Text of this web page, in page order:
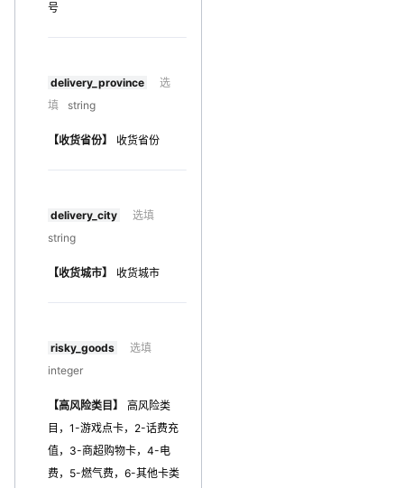
号
delivery_province
选
填
string
【收货省份】 收货省份
delivery_city
选填
string
【收货城市】 收货城市
risky_goods
选填
integer
【高风险类目】
高风险类
目，1-游戏点卡，2-话费充
值，3-商超购物卡，4-电
费，5-燃气费，6-其他卡类